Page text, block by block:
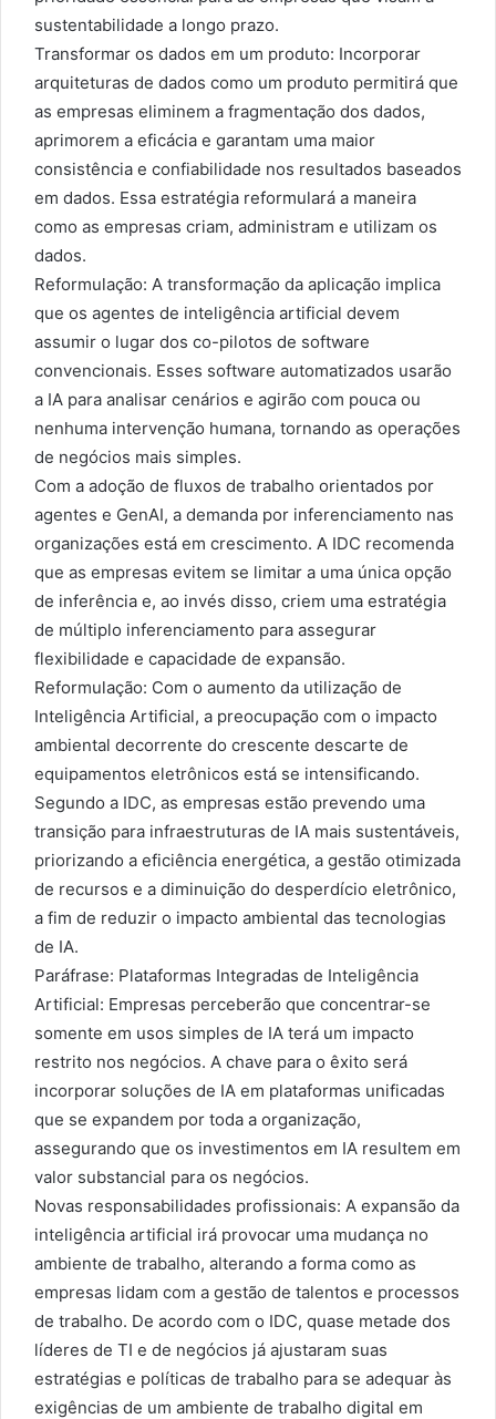
sustentabilidade a longo prazo.
Transformar os dados em um produto: Incorporar
arquiteturas de dados como um produto permitirá que
as empresas eliminem a fragmentação dos dados,
aprimorem a eficácia e garantam uma maior
consistência e confiabilidade nos resultados baseados
em dados. Essa estratégia reformulará a maneira
como as empresas criam, administram e utilizam os
dados.
Reformulação: A transformação da aplicação implica
que os agentes de inteligência artificial devem
assumir o lugar dos co-pilotos de software
convencionais. Esses software automatizados usarão
a IA para analisar cenários e agirão com pouca ou
nenhuma intervenção humana, tornando as operações
de negócios mais simples.
Com a adoção de fluxos de trabalho orientados por
agentes e GenAI, a demanda por inferenciamento nas
organizações está em crescimento. A IDC recomenda
que as empresas evitem se limitar a uma única opção
de inferência e, ao invés disso, criem uma estratégia
de múltiplo inferenciamento para assegurar
flexibilidade e capacidade de expansão.
Reformulação: Com o aumento da utilização de
Inteligência Artificial, a preocupação com o impacto
ambiental decorrente do crescente descarte de
equipamentos eletrônicos está se intensificando.
Segundo a IDC, as empresas estão prevendo uma
transição para infraestruturas de IA mais sustentáveis,
priorizando a eficiência energética, a gestão otimizada
de recursos e a diminuição do desperdício eletrônico,
a fim de reduzir o impacto ambiental das tecnologias
de IA.
Paráfrase: Plataformas Integradas de Inteligência
Artificial: Empresas perceberão que concentrar-se
somente em usos simples de IA terá um impacto
restrito nos negócios. A chave para o êxito será
incorporar soluções de IA em plataformas unificadas
que se expandem por toda a organização,
assegurando que os investimentos em IA resultem em
valor substancial para os negócios.
Novas responsabilidades profissionais: A expansão da
inteligência artificial irá provocar uma mudança no
ambiente de trabalho, alterando a forma como as
empresas lidam com a gestão de talentos e processos
de trabalho. De acordo com o IDC, quase metade dos
líderes de TI e de negócios já ajustaram suas
estratégias e políticas de trabalho para se adequar às
exigências de um ambiente de trabalho digital em